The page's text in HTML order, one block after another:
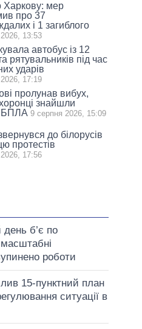
Харкову: мер
про 37
і 1 загиблого
13:53
автобус із 12
рятувальників під час
ударів
17:19
пролунав вибух,
знайшли
БПЛА 9 серпня 2026, 15:09
до білорусів
протестів
17:56
день б’є по
роботи
15-пунктний план
ситуації в